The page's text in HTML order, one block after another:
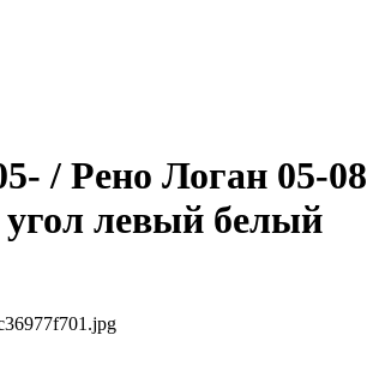
/ Рено Логан 05-08
левый белый